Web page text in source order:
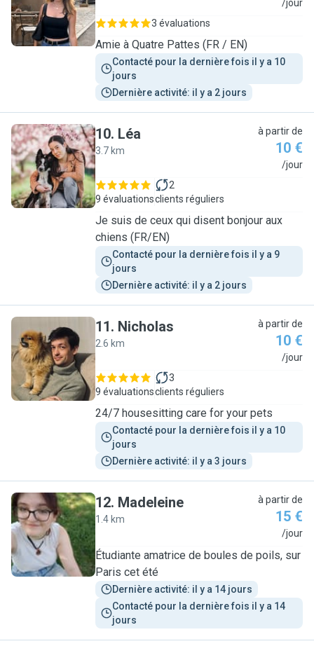
/jour
3 évaluations
Amie à Quatre Pattes (FR / EN)
Contacté pour la dernière fois il y a 10
jours
Dernière activité: il y a 2 jours
L
10. Léa
3.7 km
à partir de
10 €
/jour
9 évaluations
2
clients réguliers
Je suis de ceux qui disent bonjour aux
chiens (FR/EN)
Contacté pour la dernière fois il y a 9
jours
Dernière activité: il y a 2 jours
N
11. Nicholas
2.6 km
à partir de
10 €
/jour
9 évaluations
3
clients réguliers
24/7 housesitting care for your pets
Contacté pour la dernière fois il y a 10
jours
Dernière activité: il y a 3 jours
M
12. Madeleine
1.4 km
à partir de
15 €
/jour
Étudiante amatrice de boules de poils, sur
Paris cet été
Dernière activité: il y a 14 jours
Contacté pour la dernière fois il y a 14
jours